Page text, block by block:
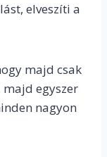
elveszíti a
majd csak
egyszer
nagyon